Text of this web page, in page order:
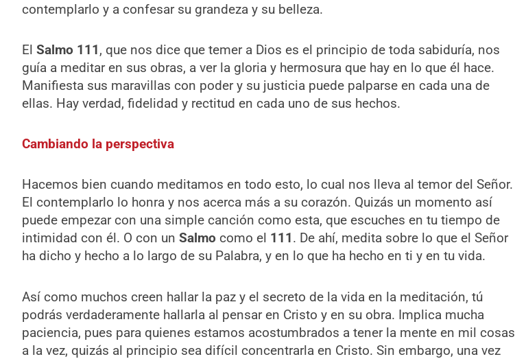
contemplarlo y a confesar su grandeza y su belleza.
El Salmo 111, que nos dice que temer a Dios es el principio de toda sabiduría, nos
guía a meditar en sus obras, a ver la gloria y hermosura que hay en lo que él hace.
Manifiesta sus maravillas con poder y su justicia puede palparse en cada una de
ellas. Hay verdad, fidelidad y rectitud en cada uno de sus hechos.
Cambiando la perspectiva
Hacemos bien cuando meditamos en todo esto, lo cual nos lleva al temor del Señor.
El contemplarlo lo honra y nos acerca más a su corazón. Quizás un momento así
puede empezar con una simple canción como esta, que escuches en tu tiempo de
intimidad con él. O con un Salmo como el 111. De ahí, medita sobre lo que el Señor
ha dicho y hecho a lo largo de su Palabra, y en lo que ha hecho en ti y en tu vida.
Así como muchos creen hallar la paz y el secreto de la vida en la meditación, tú
podrás verdaderamente hallarla al pensar en Cristo y en su obra. Implica mucha
paciencia, pues para quienes estamos acostumbrados a tener la mente en mil cosas
a la vez, quizás al principio sea difícil concentrarla en Cristo. Sin embargo, una vez